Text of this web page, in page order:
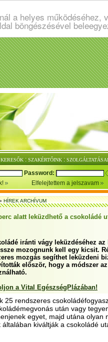
a helyes
böngészésével
KERESŐK : SZAKÉRTŐINK :
Password:
Elfelejtettem a jelszavam
HÍREK ARCHÍVUM
alatt leküzdhető a csokoládé
iránti vágy leküzdéséhez
mozognunk kell egy kicsit.
mozgás segíthet leküzdeni
először, hogy a módszer
a Vital EgészségPlázában!
25 rendszeres
után vagy
egyet, majd utána olyan
általában kiváltják a csokoládé